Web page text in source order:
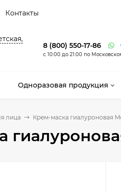
Контакты
8 (800) 550-17-86
с 10:00 до 21:00 по
Одноразовая продукция
лица Крем-маска гиалуроновая